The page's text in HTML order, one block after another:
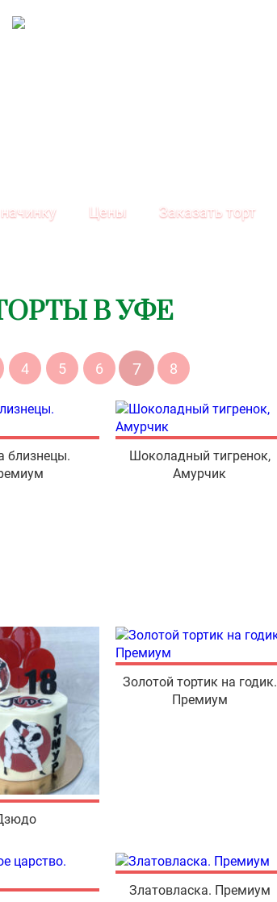
Цены Заказать торт
В УФЕ
4 5 6 7 8
близнецы.
Шоколадный тигренок,
Амурчик
Золотой тортик на годик.
Премиум
Златовласка. Премиум